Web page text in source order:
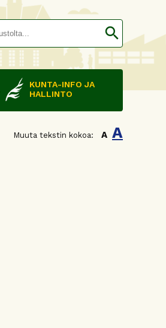
search
KUNTA-INFO JA
HALLINTO
Muuta tekstin kokoa: A A